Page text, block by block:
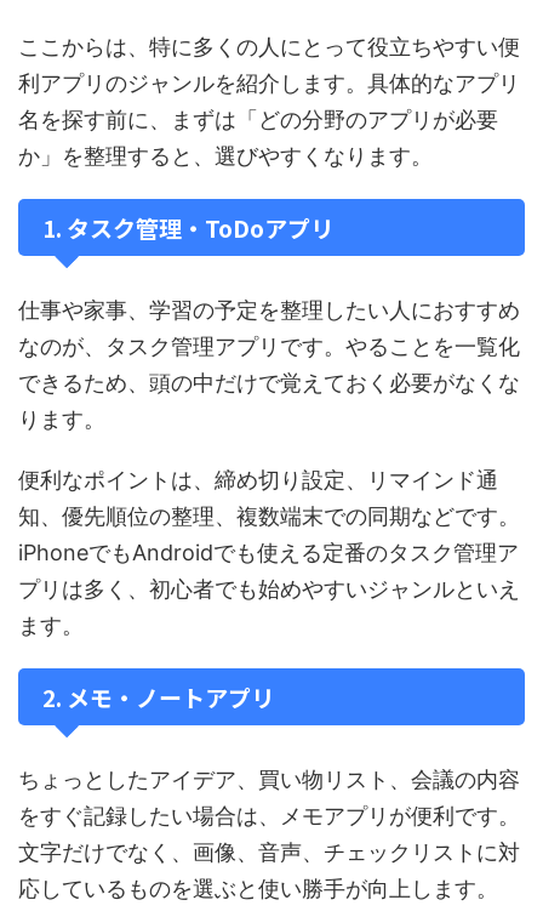
ここからは、特に多くの人にとって役立ちやすい便
利アプリのジャンルを紹介します。具体的なアプリ
名を探す前に、まずは「どの分野のアプリが必要
か」を整理すると、選びやすくなります。
1. タスク管理・ToDoアプリ
仕事や家事、学習の予定を整理したい人におすすめ
なのが、タスク管理アプリです。やることを一覧化
できるため、頭の中だけで覚えておく必要がなくな
ります。
便利なポイントは、締め切り設定、リマインド通
知、優先順位の整理、複数端末での同期などです。
iPhoneでもAndroidでも使える定番のタスク管理ア
プリは多く、初心者でも始めやすいジャンルといえ
ます。
2. メモ・ノートアプリ
ちょっとしたアイデア、買い物リスト、会議の内容
をすぐ記録したい場合は、メモアプリが便利です。
文字だけでなく、画像、音声、チェックリストに対
応しているものを選ぶと使い勝手が向上します。